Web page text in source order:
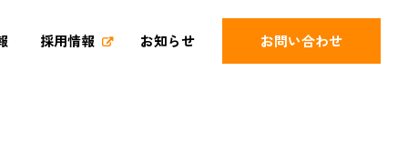
採用情報 お知らせ お問い合わせ